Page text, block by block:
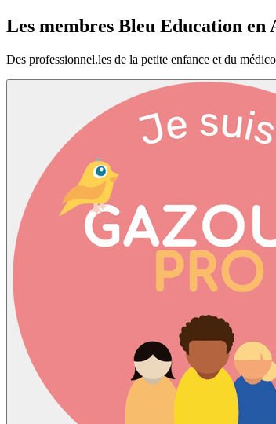
Les membres Bleu Education en
Des professionnel.les de la petite enfance et du